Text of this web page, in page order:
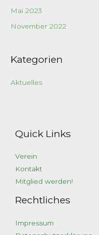
Mai 2023
November 2022
Kategorien
Aktuelles
Quick Links
Verein
Kontakt
Mitglied werden!
Rechtliches
Impressum